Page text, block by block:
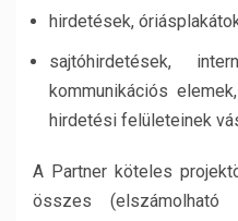
hirdetések,
sajtóhirdetések,
kommunikációs
hirdetési felületeinek
A Partner köteles
összes